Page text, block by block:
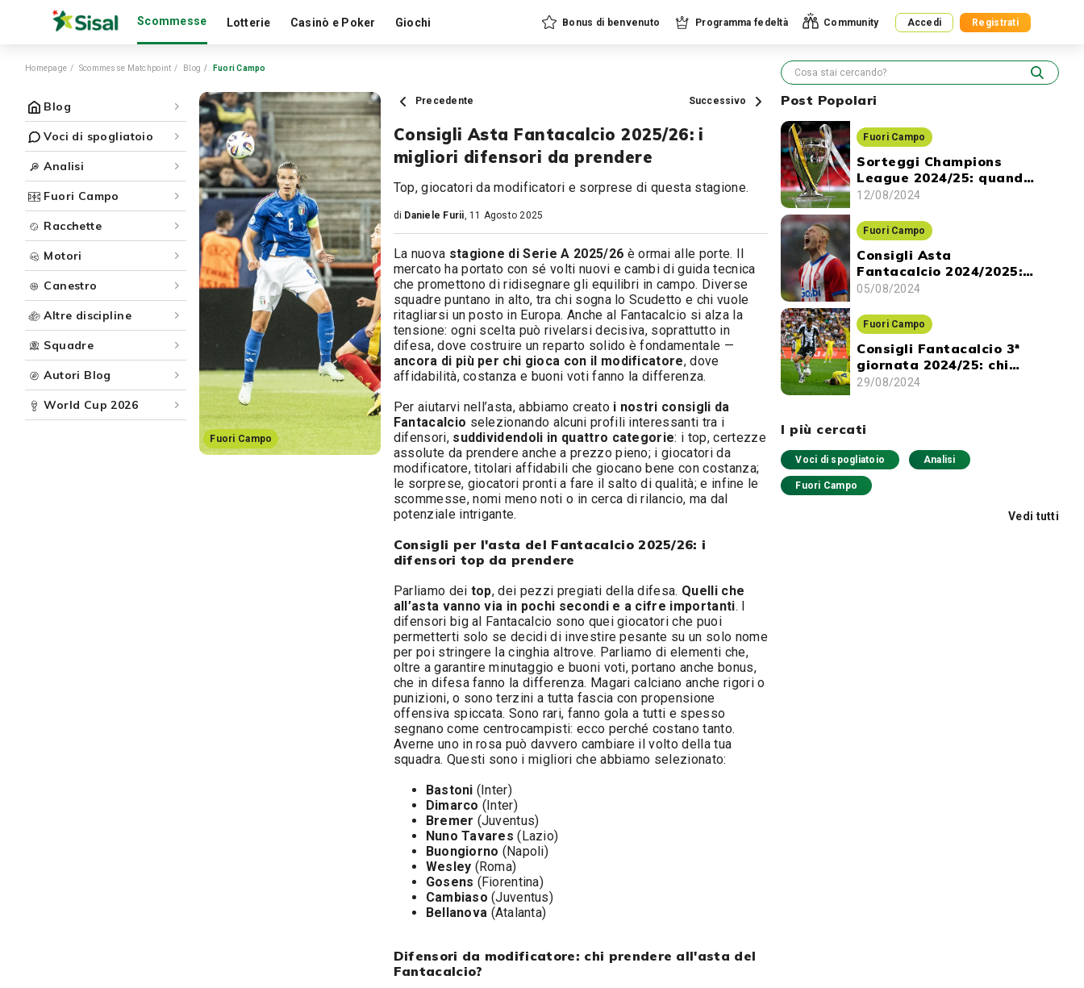
Scommesse Lotterie Casinò e Poker Giochi Bonus di benvenuto Programma fedeltà Community Accedi Registrati
Homepage Scommesse Matchpoint Blog Fuori Campo
Blog
Voci di spogliatoio
Analisi
Fuori Campo
Racchette
Motori
Canestro
Altre discipline
Squadre
Autori Blog
World Cup 2026
Fuori Campo
Precedente Successivo
Consigli Asta Fantacalcio 2025/26: i
migliori difensori da prendere
Top, giocatori da modificatori e sorprese di questa stagione.
di Daniele Furii, 11 Agosto 2025
La nuova stagione di Serie A 2025/26 è ormai alle porte. Il
mercato ha portato con sé volti nuovi e cambi di guida tecnica
che promettono di ridisegnare gli equilibri in campo. Diverse
squadre puntano in alto, tra chi sogna lo Scudetto e chi vuole
ritagliarsi un posto in Europa. Anche al Fantacalcio si alza la
tensione: ogni scelta può rivelarsi decisiva, soprattutto in
difesa, dove costruire un reparto solido è fondamentale —
ancora di più per chi gioca con il modificatore, dove
affidabilità, costanza e buoni voti fanno la differenza.
Per aiutarvi nell’asta, abbiamo creato i nostri consigli da
Fantacalcio selezionando alcuni profili interessanti tra i
difensori, suddividendoli in quattro categorie: i top, certezze
assolute da prendere anche a prezzo pieno; i giocatori da
modificatore, titolari affidabili che giocano bene con costanza;
le sorprese, giocatori pronti a fare il salto di qualità; e infine le
scommesse, nomi meno noti o in cerca di rilancio, ma dal
potenziale intrigante.
Consigli per l'asta del Fantacalcio 2025/26: i
difensori top da prendere
Parliamo dei top, dei pezzi pregiati della difesa. Quelli che
all’asta vanno via in pochi secondi e a cifre importanti. I
difensori big al Fantacalcio sono quei giocatori che puoi
permetterti solo se decidi di investire pesante su un solo nome
per poi stringere la cinghia altrove. Parliamo di elementi che,
oltre a garantire minutaggio e buoni voti, portano anche bonus,
che in difesa fanno la differenza. Magari calciano anche rigori o
punizioni, o sono terzini a tutta fascia con propensione
offensiva spiccata. Sono rari, fanno gola a tutti e spesso
segnano come centrocampisti: ecco perché costano tanto.
Averne uno in rosa può davvero cambiare il volto della tua
squadra. Questi sono i migliori che abbiamo selezionato:
Bastoni (Inter)
Dimarco (Inter)
Bremer (Juventus)
Nuno Tavares (Lazio)
Buongiorno (Napoli)
Wesley (Roma)
Gosens (Fiorentina)
Cambiaso(Juventus)
Bellanova (Atalanta)
Difensori da modificatore: chi prendere all'asta del
Fantacalcio?
Post Popolari
Fuori Campo
Sorteggi Champions
League 2024/25: quando
ci sono e dove vederli
12/08/2024
Fuori Campo
Consigli Asta
Fantacalcio 2024/2025:
gli attaccanti da
05/08/2024
Fuori Campo
Consigli Fantacalcio 3ª
giornata 2024/25: chi
schierare e chi evitare
29/08/2024
I più cercati
Voci di spogliatoio Analisi
Fuori Campo
Vedi tutti